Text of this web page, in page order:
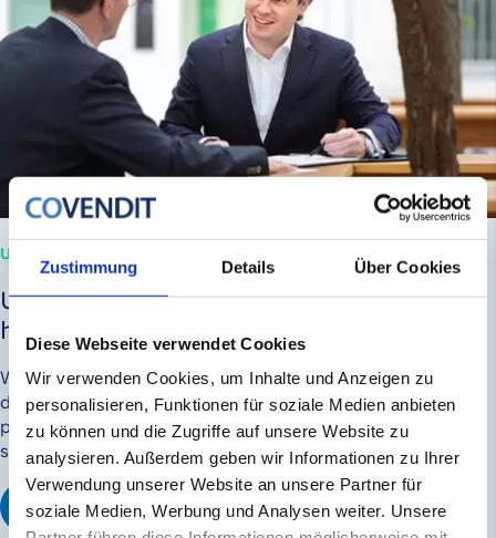
Zustimmung Details Über Cookies
Diese Webseite verwendet Cookies
Wir verwenden Cookies, um Inhalte und Anzeigen zu
personalisieren, Funktionen für soziale Medien anbieten
zu können und die Zugriffe auf unsere Website zu
analysieren. Außerdem geben wir Informationen zu Ihrer
Verwendung unserer Website an unsere Partner für
soziale Medien, Werbung und Analysen weiter. Unsere
UNTERNEHMENSVERKAUF
Unser Minimalziel ist, für Sie das Maximum
herauszuholen.
Wir begleiten Sie beim Verkauf Ihres Unternehmens von
der Vorbereitung bis zur Vertragsunterzeich­nung
persönlich. Mit unserem strukturierten Verkaufsprozess
sorgen wir für das bestmögliche Ergebnis.
UNTERNEHMENSVERKAUF MIT COVENDIT